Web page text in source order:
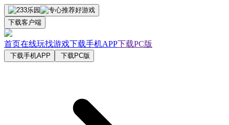
下载客户端
首页在线玩找游戏下载手机APP下载PC版
下载手机APP 下载PC版